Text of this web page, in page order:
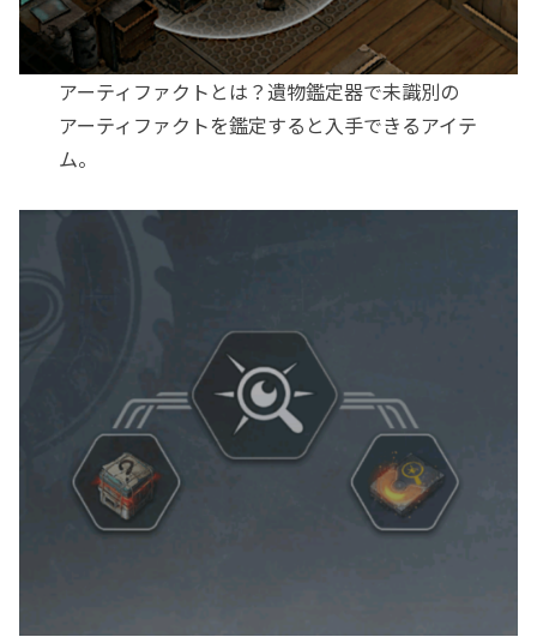
アーティファクトとは？遺物鑑定器で未識別の
アーティファクトを鑑定すると入手できるアイテ
ム。